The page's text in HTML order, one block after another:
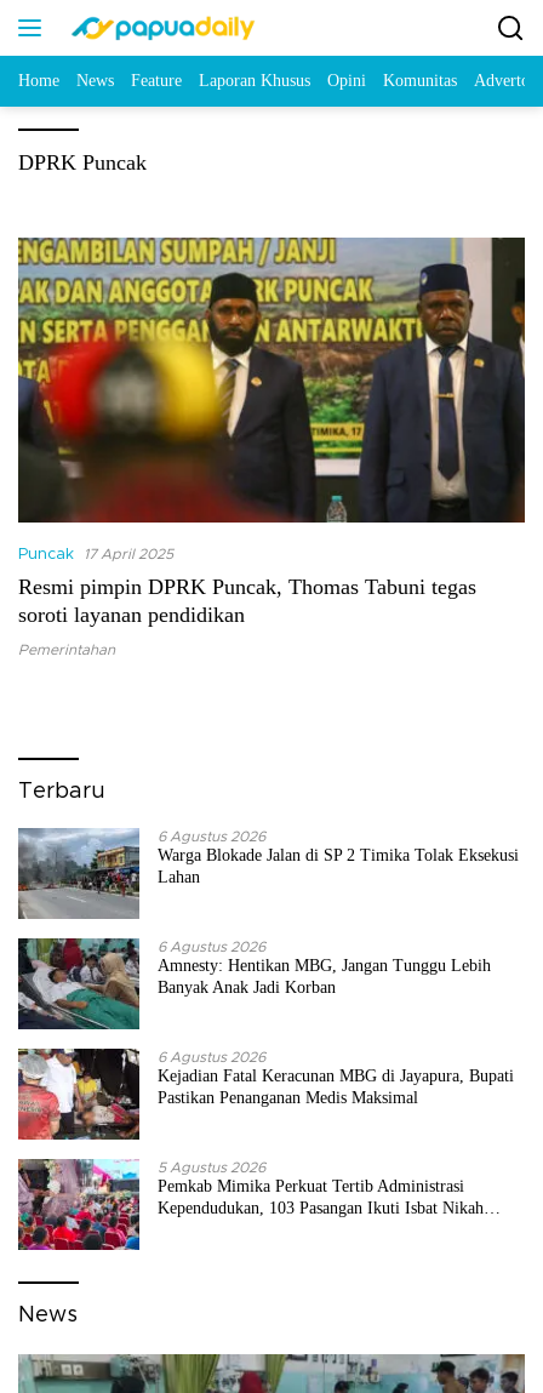
Home News Feature Laporan Khusus Opini Komunitas
DPRK Puncak
Puncak 17 April 2025
Resmi pimpin DPRK Puncak, Thomas Tabuni tegas
soroti layanan pendidikan
Pemerintahan
Terbaru
6 Agustus 2026
Warga Blokade Jalan di SP 2 Timika Tolak Eksekusi
Lahan
6 Agustus 2026
Amnesty: Hentikan MBG, Jangan Tunggu Lebih
Banyak Anak Jadi Korban
6 Agustus 2026
Kejadian Fatal Keracunan MBG di Jayapura, Bupati
Pastikan Penanganan Medis Maksimal
5 Agustus 2026
Pemkab Mimika Perkuat Tertib Administrasi
Kependudukan, 103 Pasangan Ikuti Isbat Nikah
News